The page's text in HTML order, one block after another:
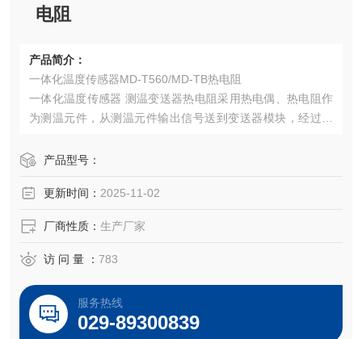
电阻
产品简介：
一体化温度传感器MD-T560/MD-TB热电阻
一体化温度传感器 测温变送器热电阻采用热电偶、热电阻作
为测温元件，从测温元件输出信号送到变送器模块，经过稳
等电路处理后，转换成与温度成线性关系的4～20mA电流信
产品型号：
更新时间： 2025-11-02
厂商性质： 生产厂家
访 问 量 ： 783
服务热线
029-89300839